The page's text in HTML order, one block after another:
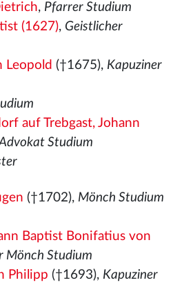
, Pfarrer Studium
(1627), Geistlicher
Leopold (†1675), Kapuziner
auf Trebgast, Johann
Studium
(†1702), Mönch Studium
Baptist Bonifatius von
Mönch Studium
Philipp (†1693), Kapuziner